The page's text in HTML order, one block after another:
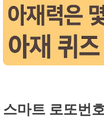
스마트 로또번